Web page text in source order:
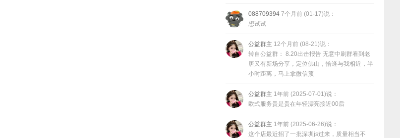
088709394 7个月前 (01-17)说：
想试试
公益群主 12个月前 (08-21)说：
转自公益群： 8.20出击报告 无意中刷群看到老
唐又有新场分享，定位佛山，恰逢与我相近，半
小时距离，马上拿微信预
公益群主 1年前 (2025-07-01)说：
欧式服务贵是贵在年轻漂亮接近00后
公益群主 1年前 (2025-06-26)说：
这个店最近招了一批深圳js过来，质量相当不